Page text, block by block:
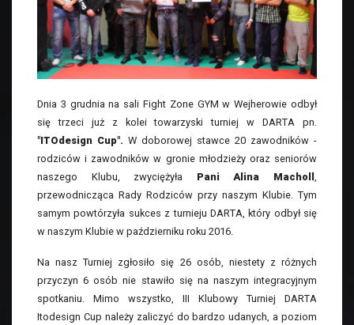
Dnia 3 grudnia na sali Fight Zone GYM w Wejherowie odbył
się trzeci już z kolei towarzyski turniej w DARTA pn.
"ITOdesign Cup". W doborowej stawce 20 zawodników -
rodziców i zawodników w gronie młodzieży oraz seniorów
naszego Klubu, zwyciężyła Pani Alina Macholl,
przewodnicząca Rady Rodziców przy naszym Klubie. Tym
samym powtórzyła sukces z turnieju DARTA, który odbył się
w naszym Klubie w październiku roku 2016.
Na nasz Turniej zgłosiło się 26 osób, niestety z różnych
przyczyn 6 osób nie stawiło się na naszym integracyjnym
spotkaniu. Mimo wszystko, III Klubowy Turniej DARTA
Itodesign Cup należy zaliczyć do bardzo udanych, a poziom